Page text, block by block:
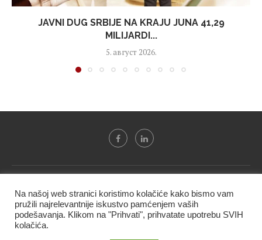
JAVNI DUG SRBIJE NA KRAJU JUNA 41,29
MILIJARDI...
5. август 2026.
BIF PRESS doo" i ne smeju se presnositi niti koristiti, delimično
ni u celosti, bez izričite dozvole kompanije.
Na našoj web stranici koristimo kolačiće kako bismo vam
pružili najrelevantnije iskustvo pamćenjem vaših
podešavanja. Klikom na "Prihvati", prihvatate upotrebu SVIH
kolačića.